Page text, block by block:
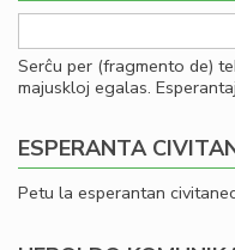
Serĉu per (fragmento de)
majuskloj egalas.
ESPERANTA
Petu la esperantan